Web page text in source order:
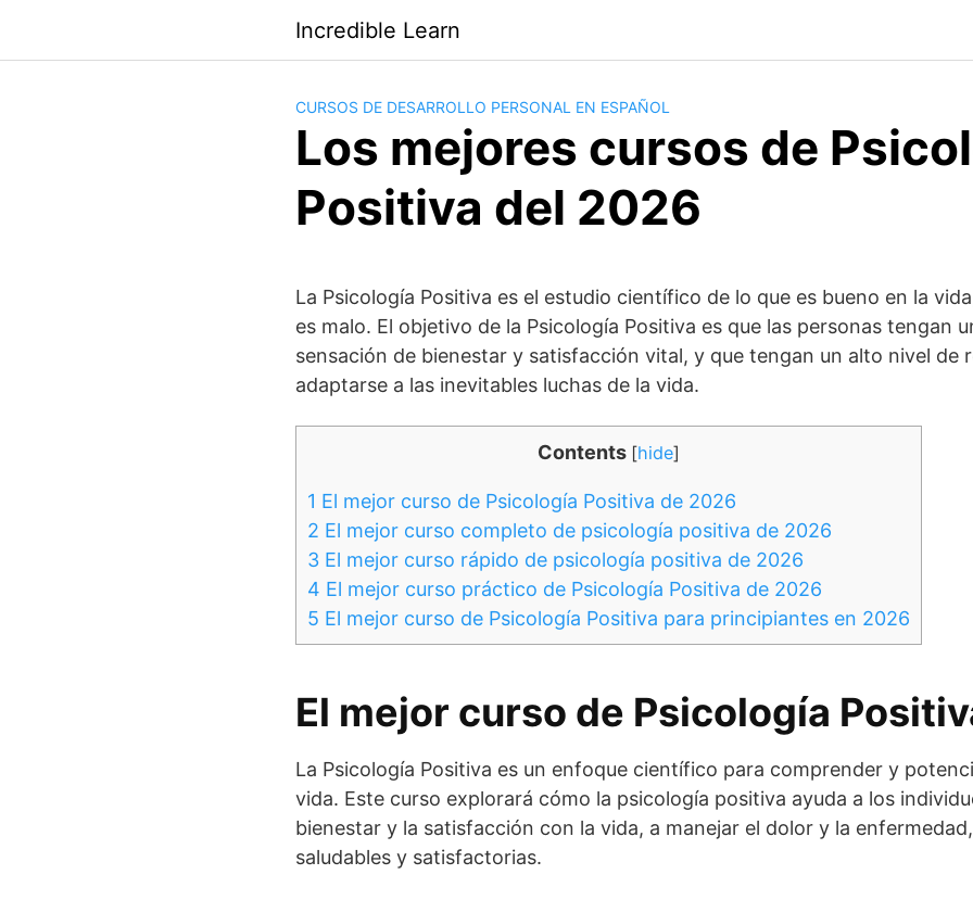
contenido
Incredible Learn
CURSOS DE DESARROLLO PERSONAL EN ESPAÑOL
Los mejores cursos de
Positiva del 2026
La Psicología Positiva es el estudio científico de lo que es bueno en la
es malo. El objetivo de la Psicología Positiva es que las personas tengan
sensación de bienestar y satisfacción vital, y que tengan un alto nivel de
adaptarse a las inevitables luchas de la vida.
Contents [hide]
1 El mejor curso de Psicología Positiva de 2026
2 El mejor curso completo de psicología positiva de 2026
3 El mejor curso rápido de psicología positiva de 2026
4 El mejor curso práctico de Psicología Positiva de 2026
5 El mejor curso de Psicología Positiva para principiantes en 2026
El mejor curso de Psicología
La Psicología Positiva es un enfoque científico para comprender y
vida. Este curso explorará cómo la psicología positiva ayuda a los
bienestar y la satisfacción con la vida, a manejar el dolor y la
saludables y satisfactorias.